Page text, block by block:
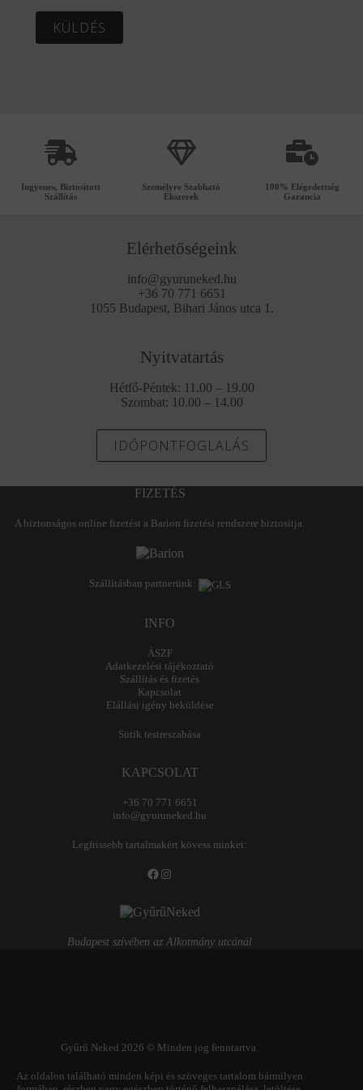
KÜLDÉS
Ingyenes, Biztosított
Szállítás
Személyre Szabható
Ékszerek
100% Elégedettség
Garancia
Elérhetőségeink
info@gyuruneked.hu
+36 70 771 6651
1055 Budapest, Bihari János utca 1.
Nyitvatartás
Hétfő-Péntek: 11.00 – 19.00
Szombat: 10.00 – 14.00
IDŐPONTFOGLALÁS
FIZETÉS
A biztonságos online fizetést a Barion fizetési rendszere biztosítja.
Szállításban partnerünk:
INFO
ÁSZF
Adatkezelési tájékoztató
Szállítás és fizetés
Kapcsolat
Elállási igény beküldése
Sütik testreszabása
KAPCSOLAT
+36 70 771 6651
info@gyuruneked.hu
Legfrissebb tartalmakért kövess minket:
Facebook
Instagram
Budapest szívében az Alkotmány utcánál
Gyűrű Neked 2026 © Minden jog fenntartva.
Az oldalon található minden képi és szöveges tartalom bármilyen